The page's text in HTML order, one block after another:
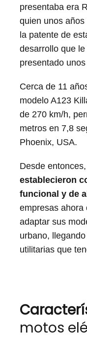
presentaba era
quien unos
la patente de
desarrollo que
presentado
Cerca de 11
modelo A123
de 270 km/h,
metros en 7,8
Phoenix, USA.
Desde
establecieron
funcional y de
empresas ahora
adaptar sus
urbano,
utilitarias que
motos